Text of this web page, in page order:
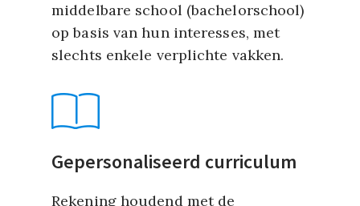
middelbare school (bachelorschool)
op basis van hun interesses, met
slechts enkele verplichte vakken.
Gepersonaliseerd curriculum
Rekening houdend met de